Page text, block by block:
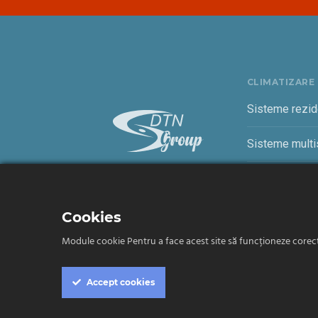
CLIMATIZARE
Sisteme
Sisteme
Termeni și condiții
Cookies
Module cookie Pentru a face acest site să funcționeze
Accept cookies